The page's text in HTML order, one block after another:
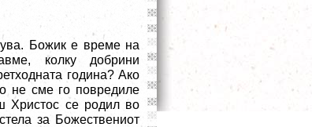
Божик е време на
колку добрини
година? Ако
не сме го повредиле
Христос се родил во
за Божествениот